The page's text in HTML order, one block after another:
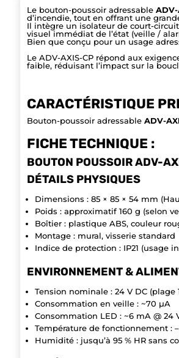
Le bouton-poussoir adressable ADV-
d’incendie, tout en offrant une
Il intègre un isolateur de court-
visuel immédiat de l’état (veille /
Bien que conçu pour un usage
Le ADV-AXIS-CP répond aux
faible, réduisant l’impact sur la
CARACTÉRISTIQUE
Bouton-poussoir adressable ADV-
FICHE TECHNIQUE :
BOUTON POUSSOIR ADV-
DÉTAILS PHYSIQUES
Dimensions : 85 × 85 × 54 mm
Poids : approximatif 160 g (selon
Boîtier : plastique ABS, couleur
Montage : mural, visserie standard
Indice de protection : IP21 (usage
ENVIRONNEMENT &
Tension nominale : 24 V DC (plage
Consommation en veille : ~70 µA
Consommation LED : ~6 mA @ 24
Température de fonctionnement :
Humidité : jusqu’à 95 % HR sans